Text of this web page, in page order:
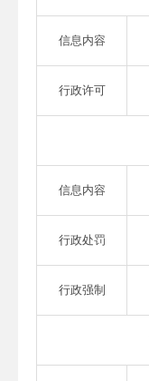
信息内容
行政许可
信息内容
行政处罚
行政强制